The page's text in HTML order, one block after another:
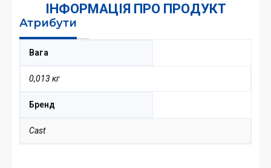
ІНФОРМАЦІЯ ПРО ПРОДУКТ
Атрибути
Вага
0,013 кг
Бренд
Cast